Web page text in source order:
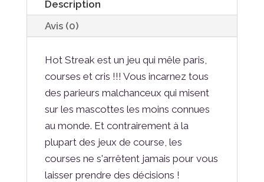
Description
Avis (0)
Hot Streak est un jeu qui mêle paris,
courses et cris !!! Vous incarnez tous
des parieurs malchanceux qui misent
sur les mascottes les moins connues
au monde. Et contrairement à la
plupart des jeux de course, les
courses ne s'arrêtent jamais pour vous
laisser prendre des décisions !